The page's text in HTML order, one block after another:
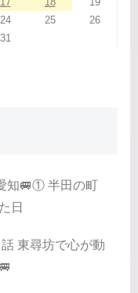
24 25
26
31
知🚐① 半田の町
日
東尋坊で心が動